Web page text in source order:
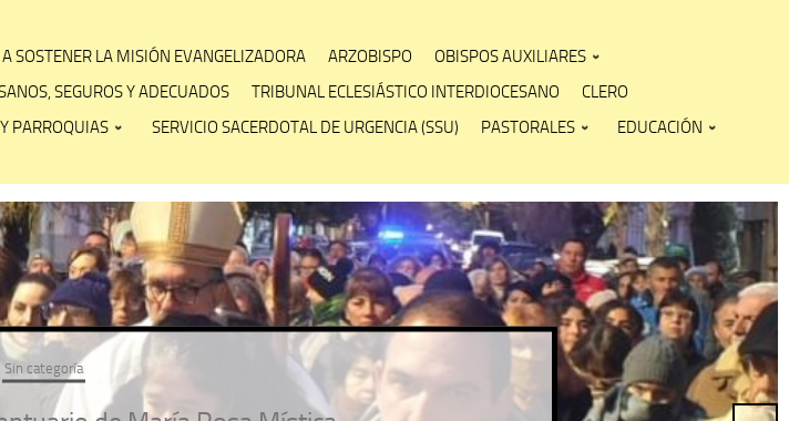
SOSTENER LA MISIÓN EVANGELIZADORA ARZOBISPO
OBISPOS AUXILIARES
SEGUROS Y ADECUADOS TRIBUNAL ECLESIÁSTICO INTERDIOCESANO
CLERO
PARROQUIAS SERVICIO SACERDOTAL DE URGENCIA (SSU) PASTORALES EDUCACIÓN
Sin categoría